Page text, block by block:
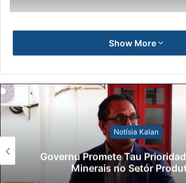
Show More
Notísia Kalan
Governu Promete Tau
Minerais no Setór